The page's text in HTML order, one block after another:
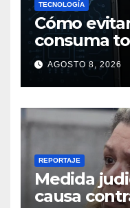
TECNOLOGÍA
Cómo
consuma
tu móvil
AGOSTO 8, 2026
REPORTAJE
Medida
causa